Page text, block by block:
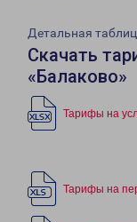
Детальная
Скачать
«Балаково»
Тарифы на
Тарифы на